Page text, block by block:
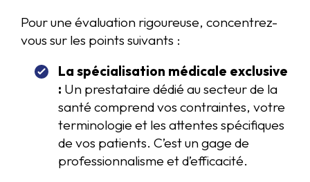
Pour une évaluation rigoureuse, concentrez-
vous sur les points suivants :
La spécialisation médicale exclusive
: Un prestataire dédié au secteur de la
santé comprend vos contraintes, votre
terminologie et les attentes spécifiques
de vos patients. C’est un gage de
professionnalisme et d’efficacité.